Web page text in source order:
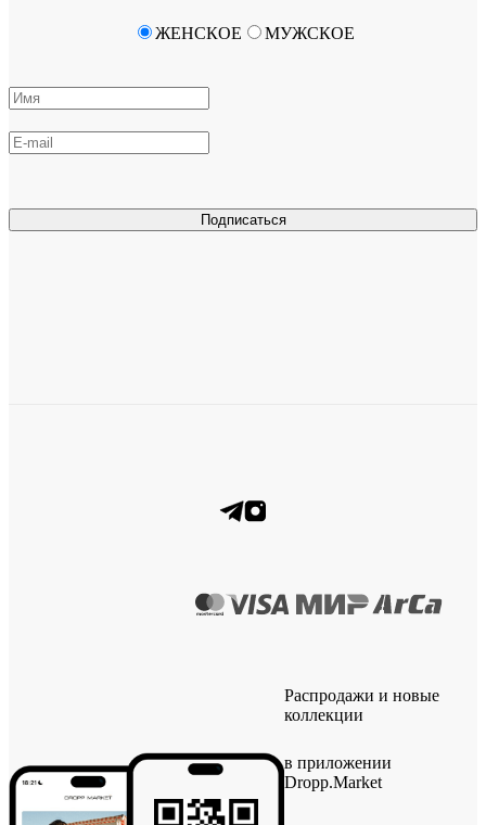
Подписаться
ЖЕНСКОЕ МУЖСКОЕ
Распродажи и новые
коллекции
в приложении
Dropp.Market